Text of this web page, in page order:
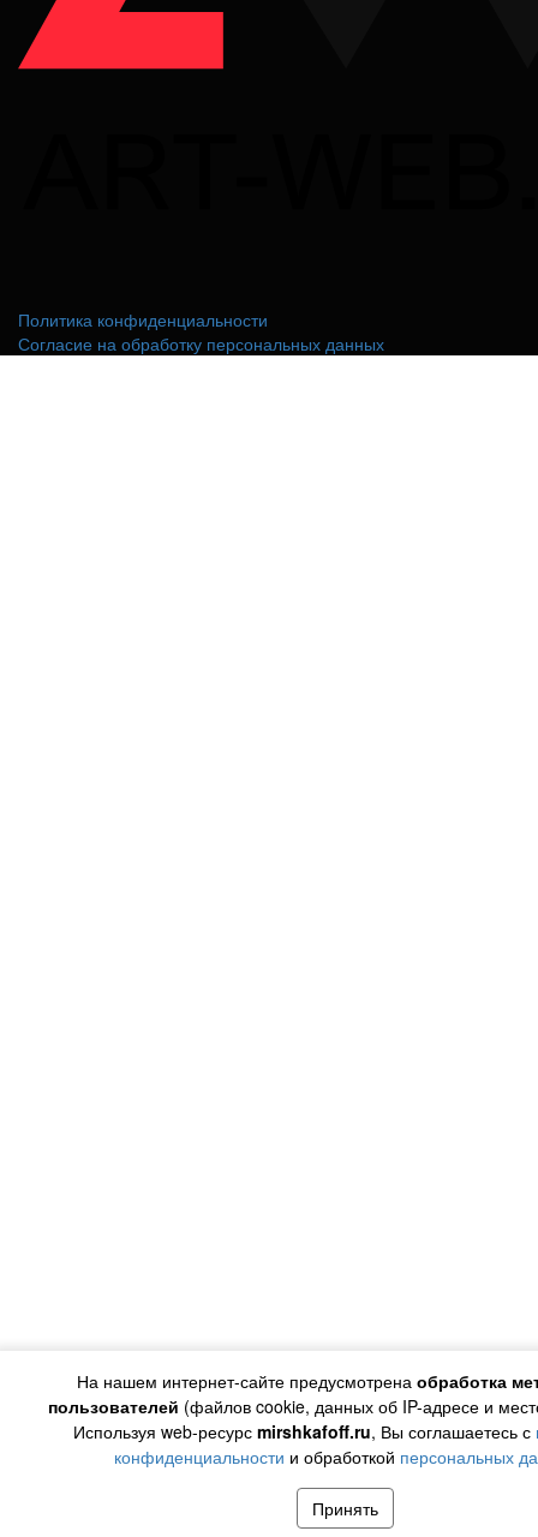
На нашем интернет-сайте предусмотрена обработка
пользователей (файлов cookie, данных об IP-адресе и
Используя web-ресурс mirshkafoff.ru, Вы соглашаетесь с
конфиденциальности и обработкой персональных
Принять
Политика конфиденциальности
Согласие на обработку персональных данных